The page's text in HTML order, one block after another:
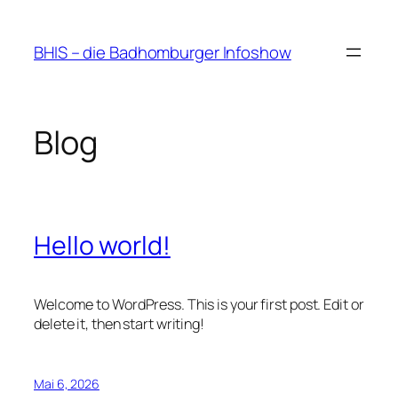
springen
BHIS – die Badhomburger Infoshow
Blog
Hello world!
Welcome to WordPress. This is your first post. Edit or
delete it, then start writing!
Mai 6, 2026